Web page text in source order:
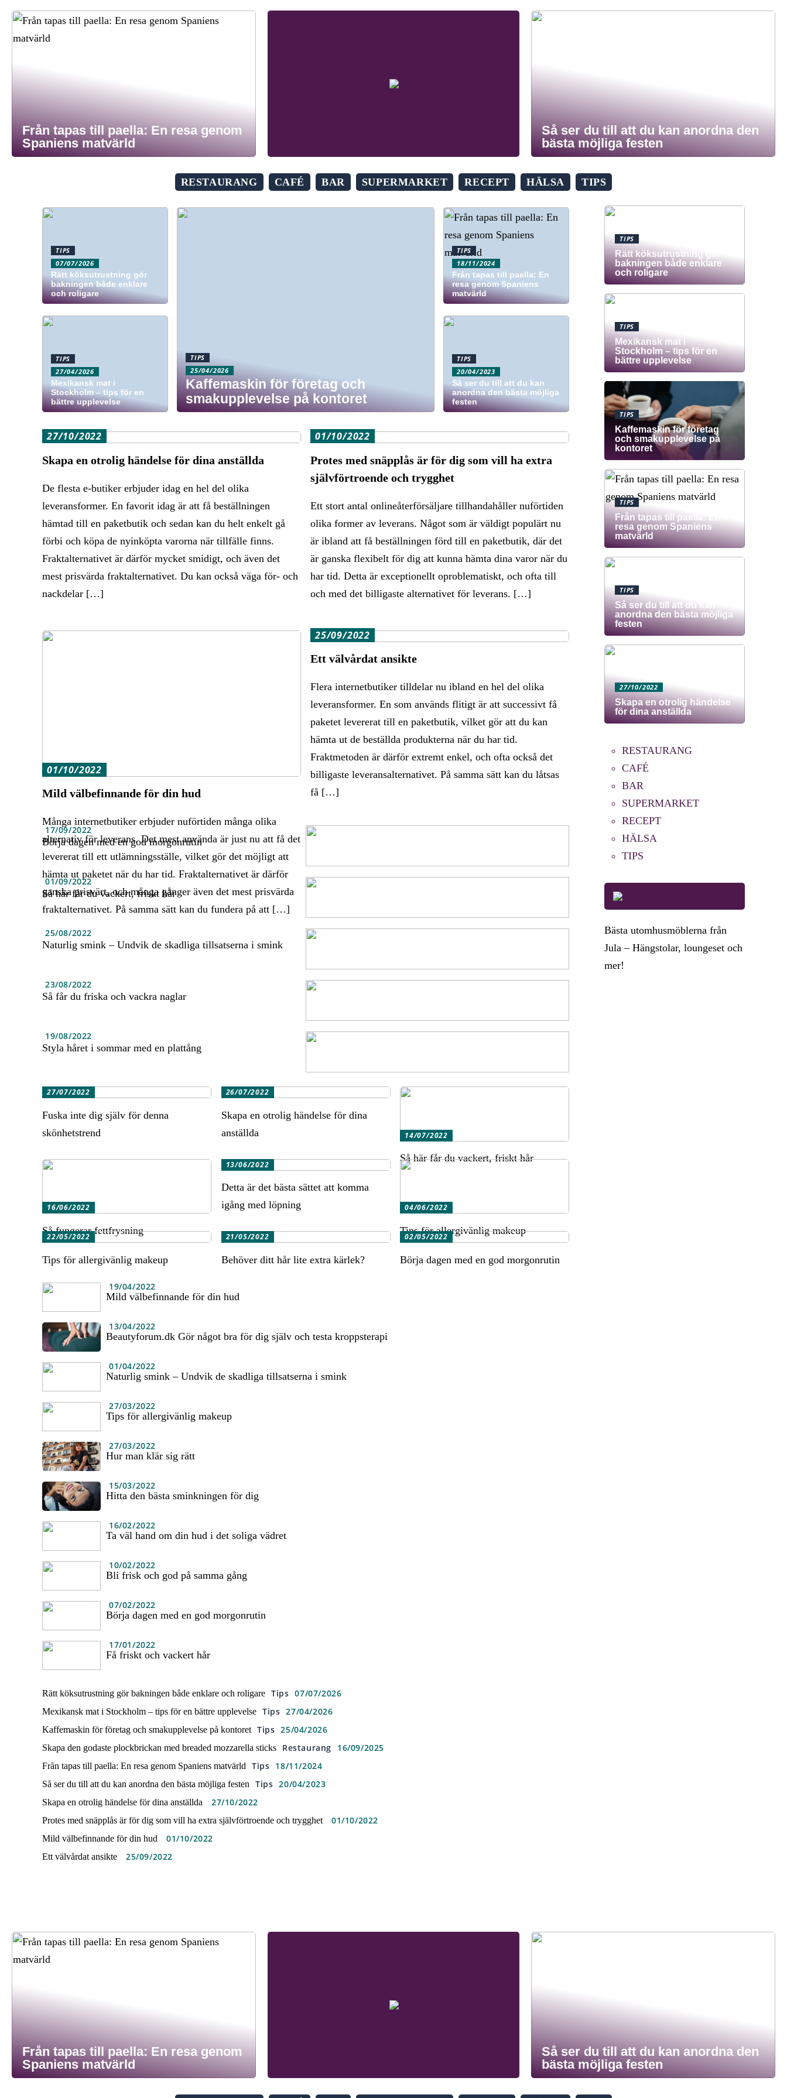
Från tapas till paella: En resa genom
Spaniens matvärld
Så ser du till att du kan anordna den
bästa möjliga festen
RESTAURANG CAFÉ BAR SUPERMARKET RECEPT HÄLSA TIPS
TIPS
07/07/2026
Rätt köksutrustning gör
bakningen både enklare
och roligare
TIPS
27/04/2026
Mexikansk mat i
Stockholm – tips för en
bättre upplevelse
TIPS
25/04/2026
Kaffemaskin för företag och
smakupplevelse på kontoret
TIPS
18/11/2024
Från tapas till paella: En
resa genom Spaniens
matvärld
TIPS
20/04/2023
Så ser du till att du kan
anordna den bästa möjliga
festen
27/10/2022
Skapa en otrolig händelse för dina anställda
De flesta e-butiker erbjuder idag en hel del olika
leveransformer. En favorit idag är att få beställningen
hämtad till en paketbutik och sedan kan du helt enkelt gå
förbi och köpa de nyinköpta varorna när tillfälle finns.
Fraktalternativet är därför mycket smidigt, och även det
mest prisvärda fraktalternativet. Du kan också väga för- och
nackdelar […]
01/10/2022
Protes med snäpplås är för dig som vill ha extra
självförtroende och trygghet
Ett stort antal onlineåterförsäljare tillhandahåller nuförtiden
olika former av leverans. Något som är väldigt populärt nu
är ibland att få beställningen förd till en paketbutik, där det
är ganska flexibelt för dig att kunna hämta dina varor när du
har tid. Detta är exceptionellt oproblematiskt, och ofta till
och med det billigaste alternativet för leverans. […]
01/10/2022
Mild välbefinnande för din hud
Många internetbutiker erbjuder nuförtiden många olika
alternativ för leverans. Det mest använda är just nu att få det
levererat till ett utlämningsställe, vilket gör det möjligt att
hämta ut paketet när du har tid. Fraktalternativet är därför
ganska prisvärt, och många gånger även det mest prisvärda
fraktalternativet. På samma sätt kan du fundera på att […]
25/09/2022
Ett välvårdat ansikte
Flera internetbutiker tilldelar nu ibland en hel del olika
leveransformer. En som används flitigt är att successivt få
paketet levererat till en paketbutik, vilket gör att du kan
hämta ut de beställda produkterna när du har tid.
Fraktmetoden är därför extremt enkel, och ofta också det
billigaste leveransalternativet. På samma sätt kan du låtsas
få […]
17/09/2022
Börja dagen med en god morgonrutin
01/09/2022
Så här får du vackert, friskt hår
25/08/2022
Naturlig smink – Undvik de skadliga tillsatserna i smink
23/08/2022
Så får du friska och vackra naglar
19/08/2022
Styla håret i sommar med en plattång
27/07/2022
Fuska inte dig själv för denna
skönhetstrend
26/07/2022
Skapa en otrolig händelse för dina
anställda
14/07/2022
Så här får du vackert, friskt hår
16/06/2022
Så fungerar fettfrysning
13/06/2022
Detta är det bästa sättet att komma
igång med löpning
04/06/2022
Tips för allergivänlig makeup
22/05/2022
Tips för allergivänlig makeup
21/05/2022
Behöver ditt hår lite extra kärlek?
02/05/2022
Börja dagen med en god morgonrutin
19/04/2022
Mild välbefinnande för din hud
13/04/2022
Beautyforum.dk Gör något bra för dig själv och testa kroppsterapi
01/04/2022
Naturlig smink – Undvik de skadliga tillsatserna i smink
27/03/2022
Tips för allergivänlig makeup
27/03/2022
Hur man klär sig rätt
15/03/2022
Hitta den bästa sminkningen för dig
16/02/2022
Ta väl hand om din hud i det soliga vädret
10/02/2022
Bli frisk och god på samma gång
07/02/2022
Börja dagen med en god morgonrutin
17/01/2022
Få friskt och vackert hår
Rätt köksutrustning gör bakningen både enklare och roligare Tips 07/07/2026
Mexikansk mat i Stockholm – tips för en bättre upplevelse Tips 27/04/2026
Kaffemaskin för företag och smakupplevelse på kontoret Tips 25/04/2026
Skapa den godaste plockbrickan med breaded mozzarella sticks Restaurang 16/09/2025
Från tapas till paella: En resa genom Spaniens matvärld Tips 18/11/2024
Så ser du till att du kan anordna den bästa möjliga festen Tips 20/04/2023
Skapa en otrolig händelse för dina anställda 27/10/2022
Protes med snäpplås är för dig som vill ha extra självförtroende och trygghet 01/10/2022
Mild välbefinnande för din hud 01/10/2022
Ett välvårdat ansikte 25/09/2022
TIPS
Rätt köksutrustning gör
bakningen både enklare
och roligare
TIPS
Mexikansk mat i
Stockholm – tips för en
bättre upplevelse
TIPS
Kaffemaskin för företag
och smakupplevelse på
kontoret
TIPS
Från tapas till paella: En
resa genom Spaniens
matvärld
TIPS
Så ser du till att du kan
anordna den bästa möjliga
festen
27/10/2022
Skapa en otrolig händelse
för dina anställda
RESTAURANG
CAFÉ
BAR
SUPERMARKET
RECEPT
HÄLSA
TIPS
Bästa utomhusmöblerna från
Jula – Hängstolar, loungeset och
mer!
Från tapas till paella: En resa genom
Spaniens matvärld
Så ser du till att du kan anordna den
bästa möjliga festen